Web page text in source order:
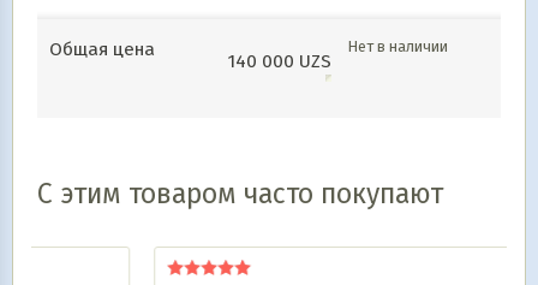
Общая цена
140 000 UZS
Нет в наличии
С этим товаром часто покупают